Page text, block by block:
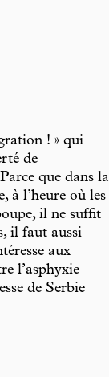
! » qui
de
que dans la
à l’heure où les
il ne suffit
il faut aussi
aux
l’asphyxie
de Serbie